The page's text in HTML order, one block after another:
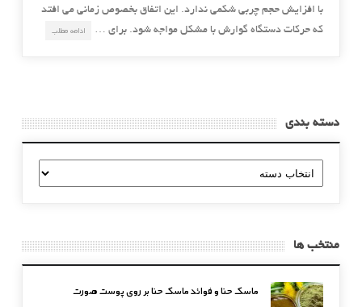
با افزایش حجم چربی شکمی ندارد. این اتفاق بخصوص زمانی می افتد
که حرکات دستگاه گوارش با مشکل مواجه شود. برای …
ادامه مطلب
دسته بندی
دسته
بندی
منتخب ها
ماسک حنا و فوائد ماسک حنا بر روی پوست صورت